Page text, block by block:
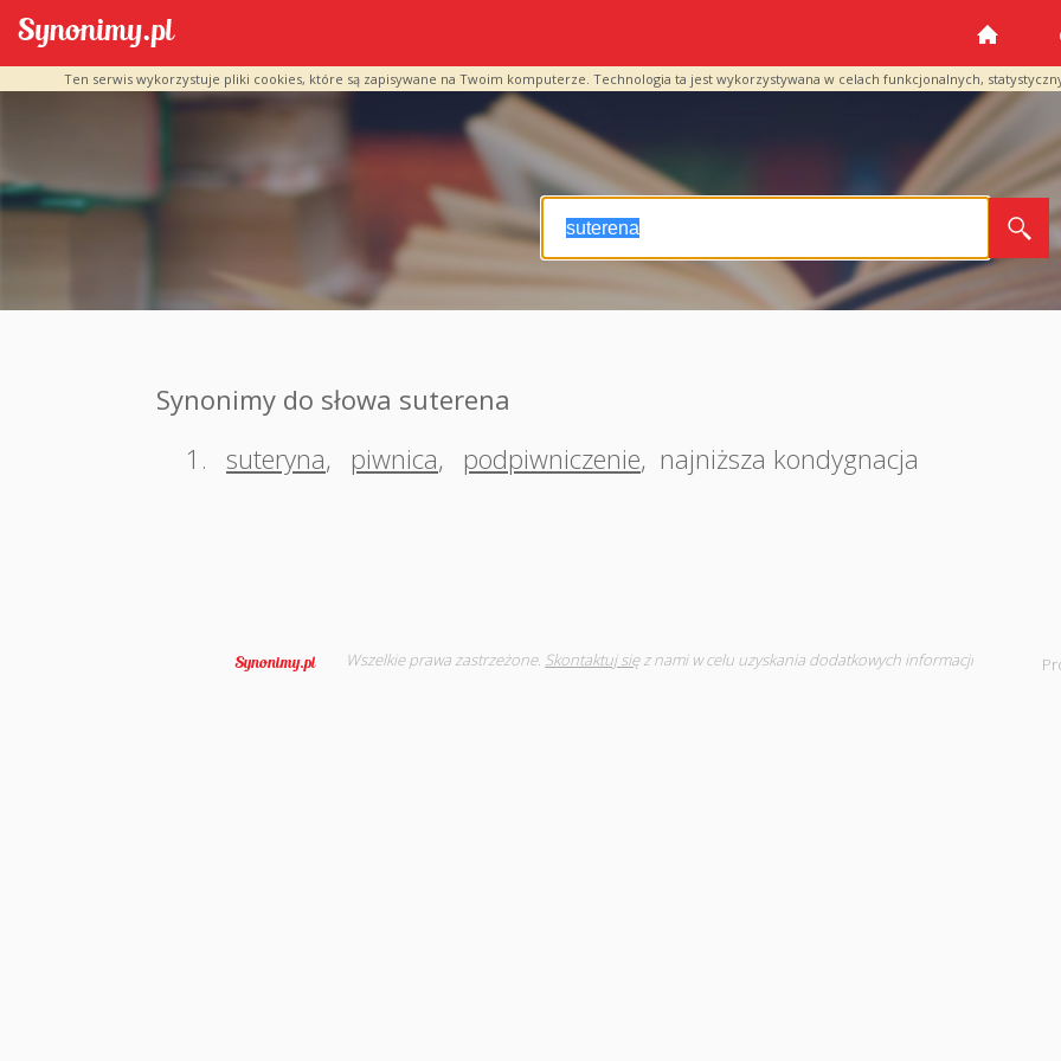
Ten serwis wykorzystuje pliki cookies, które są zapisywane na Twoim komputerze. Technologia ta jest wykorzystywana w celach funkcjonalnych,
Synonimy do słowa suterena
1.
suteryna, piwnica, podpiwniczenie, najniższa kondygnacja
Wszelkie prawa zastrzeżone. Skontaktuj sięz nami w celu uzyskania dodatkowych informacji